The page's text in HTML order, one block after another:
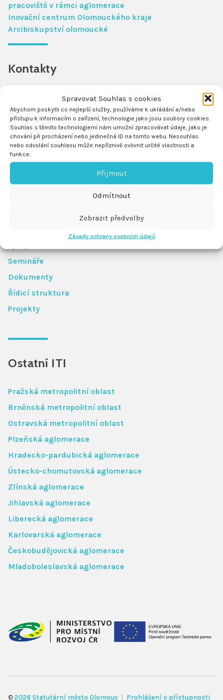
Spravovat Souhlas s cookies
Abychom poskytli co nejlepší služby, používáme k ukládání a/nebo
přístupu k informacím o zařízení, technologie jako jsou soubory cookies.
Souhlas s těmito technologiemi nám umožní zpracovávat údaje, jako je
chování při procházení nebo jedinečná ID na tomto webu. Nesouhlas
nebo odvolání souhlasu může nepříznivě ovlivnit určité vlastnosti a
funkce.
Přijmout
Odmítnout
Zobrazit předvolby
Zásady ochrany osobních údajů
Řídicí struktura
pracoviště v rámci aglomerace
Inovační centrum Olomouckého kraje
Arcibiskupství olomoucké
Kontakty
e-mailiti@olomouc.eu
telefon -
Kontaktní adresa
Edelmannův palác
Horní náměstí 367/5
ITI 2014–2020
Semináře
Dokumenty
Řídicí struktura
Projekty
Ostatní ITI
Pražská metropolitní oblast
Brněnská metropolitní oblast
Ostravská metropolitní oblast
Plzeňská aglomerace
Hradecko-pardubická aglomerace
Ústecko-chomutovská aglomerace
Zlínská aglomerace
Jihlavská aglomerace
Liberecká aglomerace
Karlovarská aglomerace
Českobudějovická aglomerace
Mladoboleslavská aglomerace
© 2026 Statutární město Olomouc Prohlášení o přístupnosti